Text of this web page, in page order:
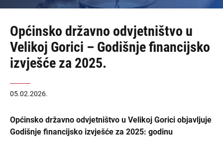
Općinsko državno odvjetništvo u
Velikoj Gorici – Godišnje financijsko
izvješće za 2025.
05.02.2026.
Općinsko državno odvjetništvo u Velikoj Gorici objavljuje
Godišnje financijsko izvješće za 2025: godinu